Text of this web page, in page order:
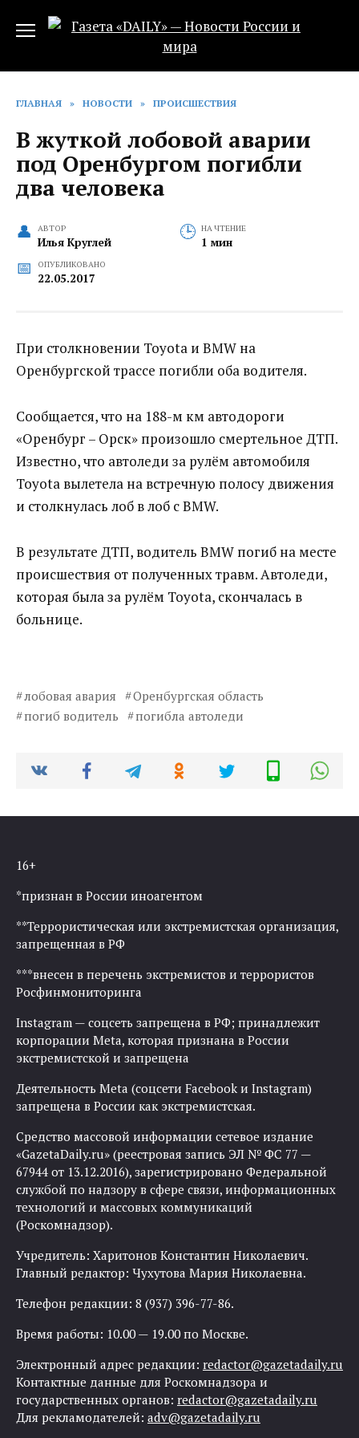
ГЛАВНАЯ » НОВОСТИ » ПРОИСШЕСТВИЯ
В жуткой лобовой аварии
под Оренбургом погибли
два человека
АВТОР
Илья Круглей
НА ЧТЕНИЕ
1 мин
ОПУБЛИКОВАНО
22.05.2017
При столкновении Toyota и BMW на
Оренбургской трассе погибли оба водителя.
Сообщается, что на 188-м км автодороги
«Оренбург – Орск» произошло смертельное ДТП.
Известно, что автоледи за рулём автомобиля
Toyota вылетела на встречную полосу движения
и столкнулась лоб в лоб с BMW.
В результате ДТП, водитель BMW погиб на месте
происшествия от полученных травм. Автоледи,
которая была за рулём Toyota, скончалась в
больнице.
лобовая авария
Оренбургская область
погиб водитель
погибла автоледи
16+
*признан в России иноагентом
**Террористическая или экстремистская организация,
запрещенная в РФ
***внесен в перечень экстремистов и террористов
Росфинмониторинга
Instagram — соцсеть запрещена в РФ; принадлежит
корпорации Meta, которая признана в России
экстремистской и запрещена
Деятельность Meta (соцсети Facebook и Instagram)
запрещена в России как экстремистская.
Средство массовой информации сетевое издание
«GazetaDaily.ru» (реестровая запись ЭЛ № ФС 77 —
67944 от 13.12.2016), зарегистрировано Федеральной
службой по надзору в сфере связи, информационных
технологий и массовых коммуникаций
(Роскомнадзор).
Учредитель: Харитонов Константин Николаевич.
Главный редактор: Чухутова Мария Николаевна.
Телефон редакции: 8 (937) 396-77-86.
Время работы: 10.00 — 19.00 по Москве.
Электронный адрес редакции: redactor@gazetadaily.ru
Контактные данные для Роскомнадзора и
государственных органов: redactor@gazetadaily.ru
Для рекламодателей: adv@gazetadaily.ru